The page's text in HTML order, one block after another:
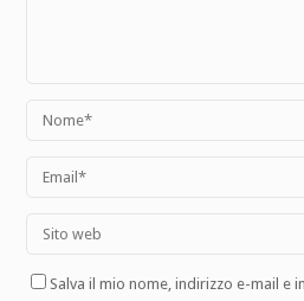
Salva il mio nome, indirizzo e-mail e